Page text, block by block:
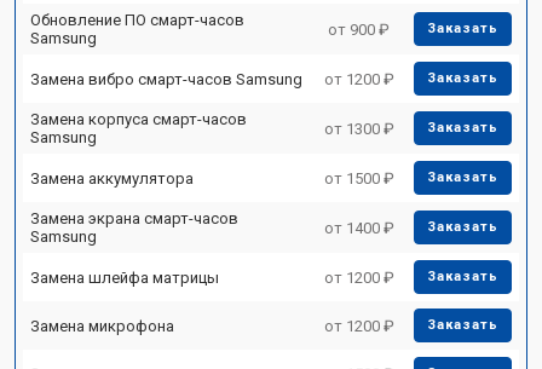
Обновление ПО смарт-часов
Samsung
от 900 ₽ Заказать
Замена вибро смарт-часов Samsung от 1200 ₽ Заказать
Замена корпуса смарт-часов
Samsung
от 1300 ₽ Заказать
Замена аккумулятора от 1500 ₽ Заказать
Замена экрана смарт-часов
Samsung
от 1400 ₽ Заказать
Замена шлейфа матрицы от 1200 ₽ Заказать
Замена микрофона от 1200 ₽ Заказать